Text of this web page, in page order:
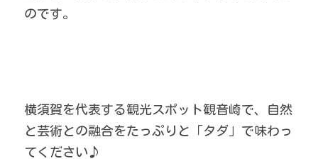
のです。
横須賀を代表する観光スポット観音崎で、自然
と芸術との融合をたっぷりと「タダ」で味わっ
てください♪